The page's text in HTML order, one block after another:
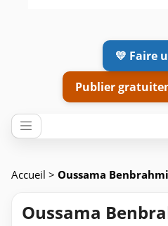
💛 Faire
Publier
Accueil > Oussama Benbrahmi
Oussama